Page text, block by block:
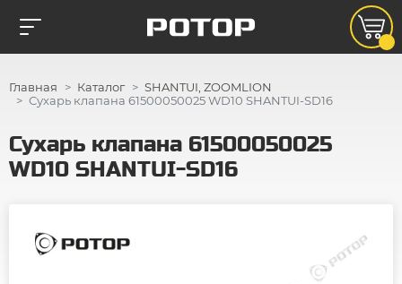
Главная Каталог
SHANTUI, ZOOMLION
Сухарь клапана 61500050025 WD10 SHANTUI-SD16
Сухарь клапана 61500050025
WD10 SHANTUI-SD16